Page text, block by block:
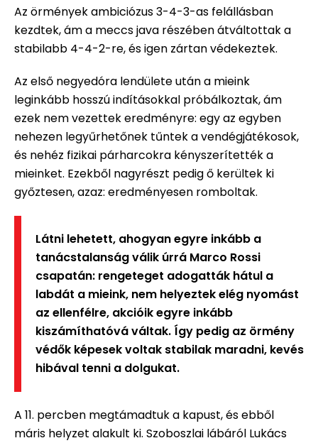
Az örmények ambiciózus 3-4-3-as felállásban
kezdtek, ám a meccs java részében átváltottak a
stabilabb 4-4-2-re, és igen zártan védekeztek.
Az első negyedóra lendülete után a mieink
leginkább hosszú indításokkal próbálkoztak, ám
ezek nem vezettek eredményre: egy az egyben
nehezen legyűrhetőnek tűntek a vendégjátékosok,
és nehéz fizikai párharcokra kényszerítették a
mieinket. Ezekből nagyrészt pedig ő kerültek ki
győztesen, azaz: eredményesen romboltak.
Látni lehetett, ahogyan egyre inkább a
tanácstalanság válik úrrá Marco Rossi
csapatán: rengeteget adogatták hátul a
labdát a mieink, nem helyeztek elég nyomást
az ellenfélre, akcióik egyre inkább
kiszámíthatóvá váltak. Így pedig az örmény
védők képesek voltak stabilak maradni, kevés
hibával tenni a dolgukat.
A 11. percben megtámadtuk a kapust, és ebből
máris helyzet alakult ki. Szoboszlai lábáról Lukács